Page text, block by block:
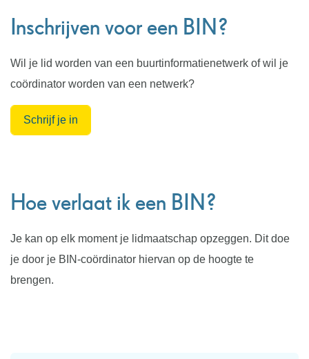
Inschrijven voor een BIN?
Wil je lid worden van een buurtinformatienetwerk of wil je
coördinator worden van een netwerk?
Schrijf je in
Hoe verlaat ik een BIN?
Je kan op elk moment je lidmaatschap opzeggen. Dit doe
je door je BIN-coördinator hiervan op de hoogte te
brengen.